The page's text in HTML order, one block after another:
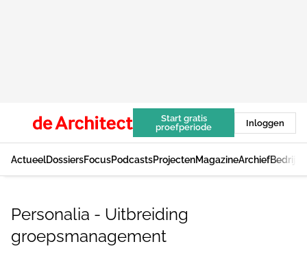
Start gratis
proefperiode
Inloggen
ActueelDossiersFocusPodcastsProjectenMagazineArchief
Personalia - Uitbreiding
groepsmanagement